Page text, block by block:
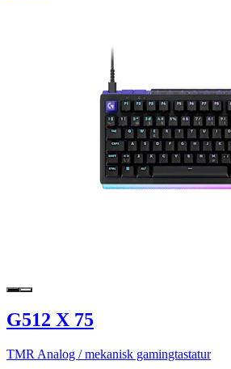
G512 X 75
TMR Analog / mekanisk gamingtastatur